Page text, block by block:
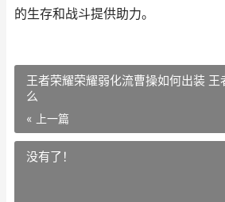
的生存和战斗提供助力。
王者荣耀荣耀弱化流曹操如何出装
么
« 上一篇
没有了！